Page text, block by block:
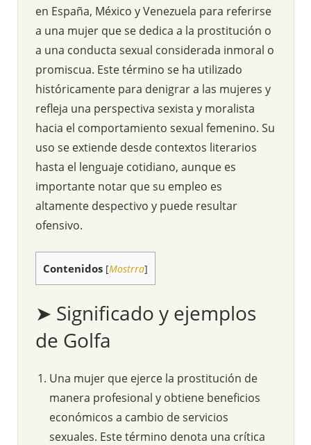
en España, México y Venezuela para referirse
a una mujer que se dedica a la prostitución o
a una conducta sexual considerada inmoral o
promiscua. Este término se ha utilizado
históricamente para denigrar a las mujeres y
refleja una perspectiva sexista y moralista
hacia el comportamiento sexual femenino. Su
uso se extiende desde contextos literarios
hasta el lenguaje cotidiano, aunque es
importante notar que su empleo es
altamente despectivo y puede resultar
ofensivo.
Contenidos [Mostrra]
➤ Significado y ejemplos
de Golfa
Una mujer que ejerce la prostitución de
manera profesional y obtiene beneficios
económicos a cambio de servicios
sexuales. Este término denota una crítica